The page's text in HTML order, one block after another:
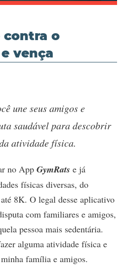
contra o
vença
une seus amigos e
saudável para descobrir
atividade física.
no App GymRats e já
físicas diversas, do
8K. O legal desse aplicativo
com familiares e amigos,
pessoa mais sedentária.
alguma atividade física e
família e amigos.